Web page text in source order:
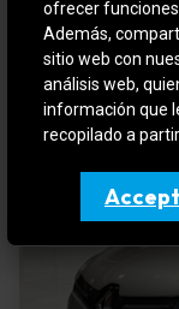
*subjecte a condicions de financiació
ofrecer funciones
Además,
sitio web con
análisis web,
información que
recopilado a